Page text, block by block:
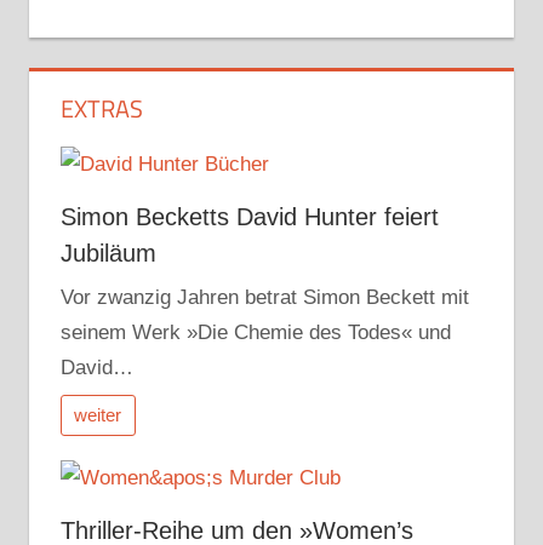
EXTRAS
Simon Becketts David Hunter feiert
Jubiläum
Vor zwanzig Jahren betrat Simon Beckett mit
seinem Werk »Die Chemie des Todes« und
David…
weiter
Thriller-Reihe um den »Women’s